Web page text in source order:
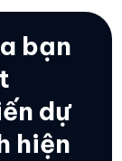
bạn
dự
hiện